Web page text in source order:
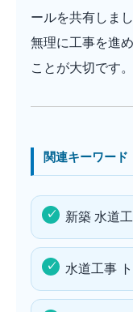
ールを共有しま
無理に工事を進
ことが大切です。
関連キーワード
新築 水道
水道工事